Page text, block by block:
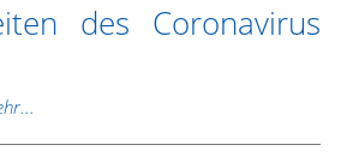
des Coronavirus